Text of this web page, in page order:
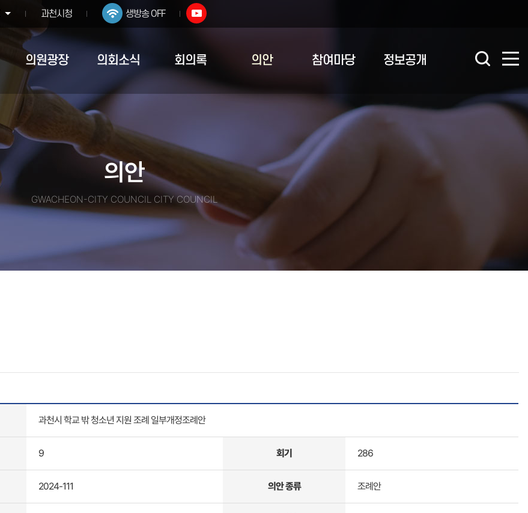
과천시청 생방송 OFF
의원광장 의회소식 회의록 의안 참여마당 정보공개
의안
GWACHEON-CITY COUNCIL CITY COUNCIL
과천시 학교 밖 청소년 지원 조례 일부개정조례안
9 회기 286
2024-111 의안 종류 조례안